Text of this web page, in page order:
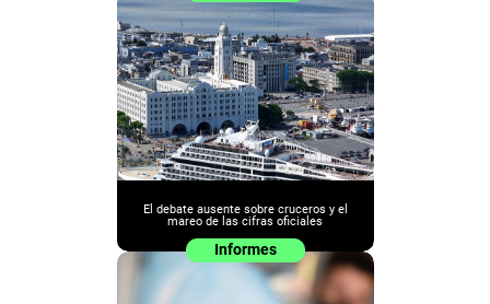
El debate ausente sobre cruceros y el
mareo de las cifras oficiales
Informes